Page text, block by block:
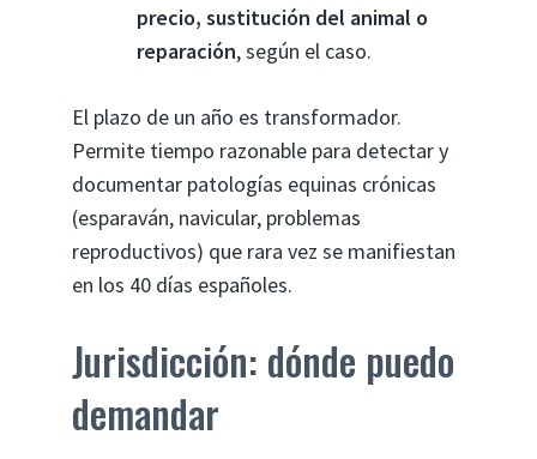
precio, sustitución del animal o
reparación, según el caso.
El plazo de un año es transformador.
Permite tiempo razonable para detectar y
documentar patologías equinas crónicas
(esparaván, navicular, problemas
reproductivos) que rara vez se manifiestan
en los 40 días españoles.
Jurisdicción: dónde puedo
demandar